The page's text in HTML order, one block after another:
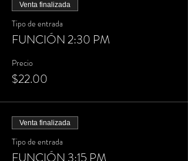
Venta finalizada
Tipo de entrada
FUNCIÓN 2:30 PM
Precio
$22.00
Venta finalizada
Tipo de entrada